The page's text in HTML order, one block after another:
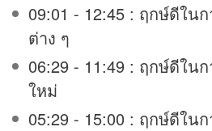
09:01 - 12:45 : ฤกษ์ดีใน
ต่าง ๆ
06:29 - 11:49 : ฤกษ์ดีใน
ใหม่
05:29 - 15:00 : ฤกษ์ดีใน